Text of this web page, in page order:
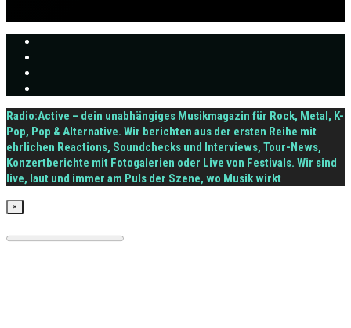
Radio:Active – dein unabhängiges Musikmagazin für Rock, Metal, K-
Pop, Pop & Alternative. Wir berichten aus der ersten Reihe mit
ehrlichen Reactions, Soundchecks und Interviews, Tour-News,
Konzertberichte mit Fotogalerien oder Live von Festivals. Wir sind
live, laut und immer am Puls der Szene, wo Musik wirkt
×